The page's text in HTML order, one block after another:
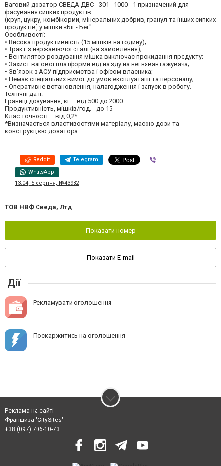
Ваговий дозатор СВЕДА ДВС - 301 - 1000 - 1 призначений для
фасування сипких продуктів
(круп, цукру, комбікорми, мінеральних добрив, гранул та інших сипких
продуктів) у мішки «Біг - Бег".
Особливості:
• Висока продуктивність (15 мішків на годину);
• Тракт з нержавіючої сталі (на замовлення);
• Вентилятор роздування мішка виключає прокидання продукту;
• Захист вагової платформи від наїзду на неї навантажувача;
• Зв’язок з АСУ підприємства і офісом власника;
• Немає спеціальних вимог до умов експлуатації та персоналу;
• Оперативне встановлення, налагодження і запуск в роботу.
Технічні дані:
Границі дозування, кг – від 500 до 2000
Продуктивність, мішків/год. - до 15
Клас точності – від 0,2*
*Визначається властивостями матеріалу, масою дози та
конструкцією дозатора.
Reddit Telegram
WhatsApp
13:04, 5 серпня, №43982
ТОВ НВФ Сведа, Лтд
Показати номер
Показати E-mail
Дії
Рекламувати оголошення
Поскаржитись на оголошення
Реклама на сайті
Франшиза "CitySites"
+38 (097) 706-10-73